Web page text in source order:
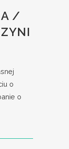
/
o
o